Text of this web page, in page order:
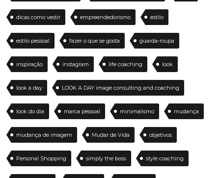
dicas como vestir empreendedorismo estilo
estilo pessoal fazer o que se gosta guarda-roupa
inspiração instagram life coaching look
look a day LOOK A DAY image consulting and coaching
look do dia marca pessoal minimalismo mudança
mudança de imagem Mudar de Vida objetivos
Personal Shopping simply the boss style coaching